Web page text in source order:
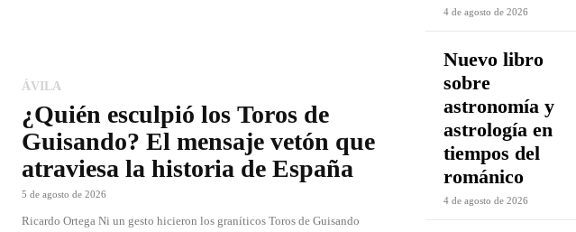
ÁVILA
¿Quién esculpió los Toros de
Guisando? El mensaje vetón que
atraviesa la historia de España
5 de agosto de 2026
Ricardo Ortega Ni un gesto hicieron los graníticos Toros de Guisando
4 de agosto de 2026
Nuevo libro
sobre
astronomía y
astrología en
tiempos del
románico
4 de agosto de 2026